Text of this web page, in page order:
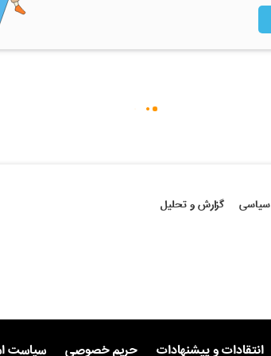
سیاسی گزارش و تحلیل
انتقادات و پیشنهادات حریم خصوصی سیاست